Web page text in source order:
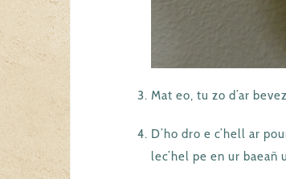
Mat eo, tu zo d’ar
D’ho dro e c’hell ar
lec’hel pe en ur